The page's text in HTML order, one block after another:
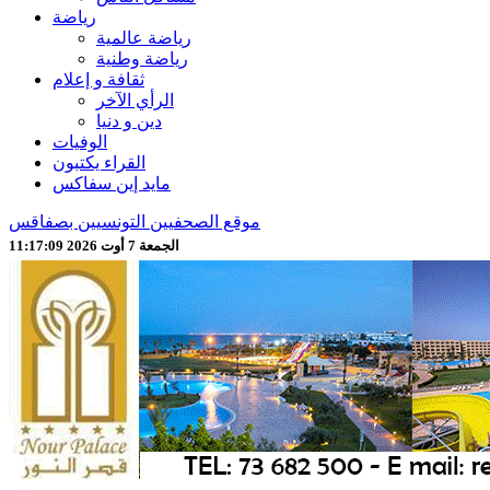
رياضة
رياضة عالمية
رياضة وطنية
ثقافة و إعلام
الرأي الآخر
دين و دنيا
الوفيات
القراء يكتبون
مايد إين سفاكس
موقع الصحفيين التونسيين بصفاقس
الجمعة 7 أوت 2026 11:17:12